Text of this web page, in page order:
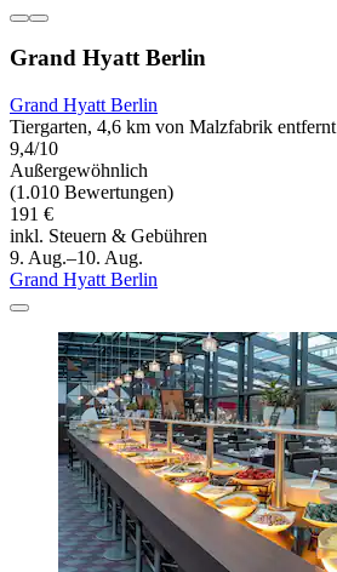
Grand Hyatt Berlin
Grand Hyatt Berlin
Tiergarten, 4,6 km von Malzfabrik entfernt
9,4/10
Außergewöhnlich
(1.010 Bewertungen)
191 €
inkl. Steuern & Gebühren
9. Aug.–10. Aug.
Grand Hyatt Berlin